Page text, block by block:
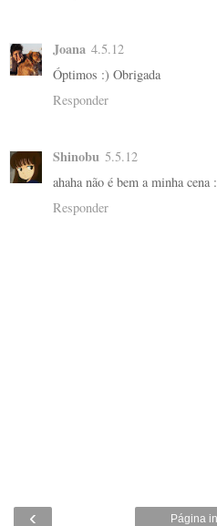
Joana 4.5.12
Óptimos :) Obrigada
Responder
Shinobu 5.5.12
ahaha não é bem a minha cena
Responder
‹ Página